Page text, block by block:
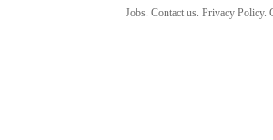
Jobs. Contact us. Privacy